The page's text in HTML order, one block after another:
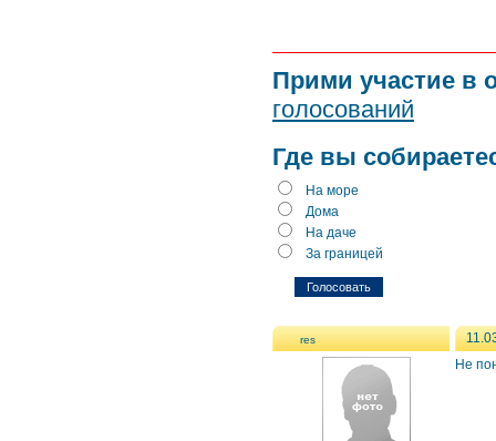
Прими участие в
голосований
Где вы
На море
Дома
На даче
За границей
res
Не